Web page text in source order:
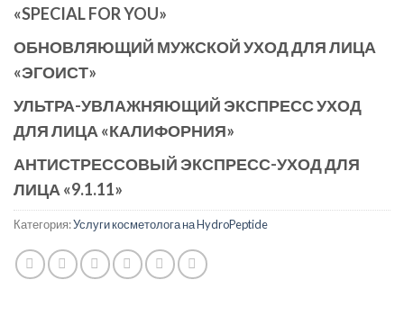
«SPECIAL FOR YOU»
ОБНОВЛЯЮЩИЙ МУЖСКОЙ УХОД ДЛЯ ЛИЦА
«ЭГОИСТ»
УЛЬТРА-УВЛАЖНЯЮЩИЙ ЭКСПРЕСС УХОД
ДЛЯ ЛИЦА «КАЛИФОРНИЯ»
АНТИСТРЕССОВЫЙ ЭКСПРЕСС-УХОД ДЛЯ
ЛИЦА «9.1.11»
Категория:Услуги косметолога на HydroPeptide